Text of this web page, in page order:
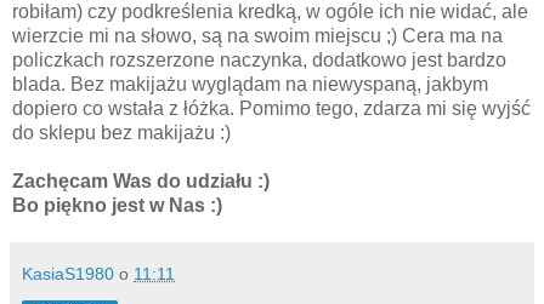
robiłam) czy podkreślenia kredką, w ogóle ich nie widać, ale
wierzcie mi na słowo, są na swoim miejscu ;) Cera ma na
policzkach rozszerzone naczynka, dodatkowo jest bardzo
blada. Bez makijażu wyglądam na niewyspaną, jakbym
dopiero co wstała z łóżka. Pomimo tego, zdarza mi się wyjść
do sklepu bez makijażu :)
Zachęcam Was do udziału :)
Bo piękno jest w Nas :)
KasiaS1980 o 11:11